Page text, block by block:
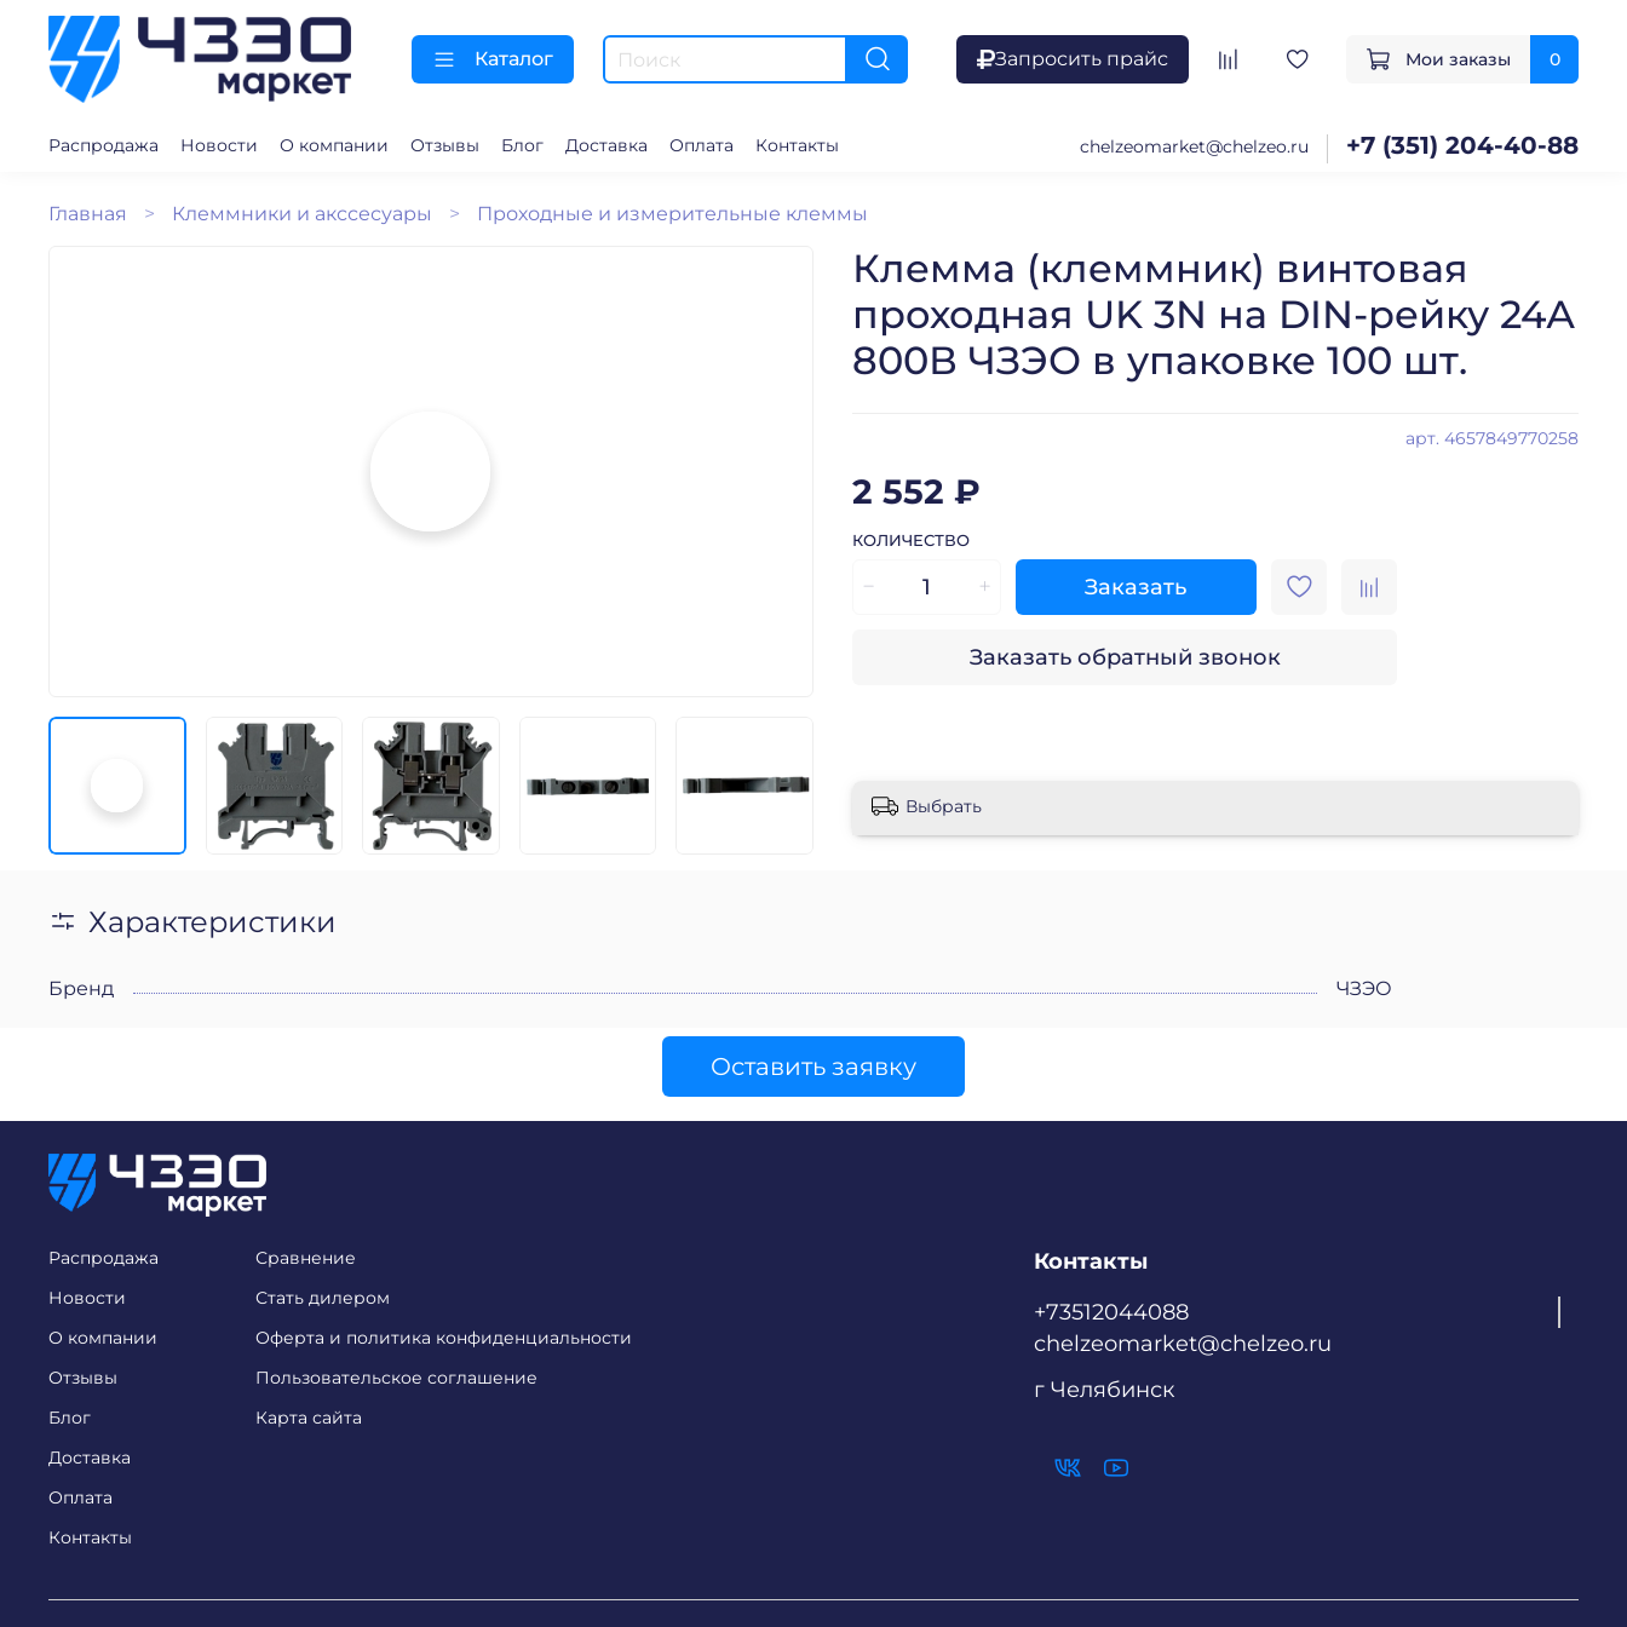
Каталог Запросить прайс Мои заказы 0
Распродажа Новости О компании Отзывы Блог Доставка Оплата Контакты chelzeomarket@chelzeo.ru +7 (351) 204-40-88
Главная Клеммники и акссесуары Проходные и измерительные клеммы
арт. 4657849770258
Клемма (клеммник) винтовая
проходная UK 3N на DIN-рейку 24А
800В ЧЗЭО в упаковке 100 шт.
2 552 ₽
КОЛИЧЕСТВО
Заказать
Заказать обратный звонок
Выбрать
Характеристики
Бренд ЧЗЭО
Оставить заявку
Распродажа
Новости
О компании
Отзывы
Блог
Доставка
Оплата
Контакты
Сравнение
Стать дилером
Оферта и политика конфиденциальности
Пользовательское соглашение
Карта сайта
Контакты
+73512044088
chelzeomarket@chelzeo.ru
г Челябинск